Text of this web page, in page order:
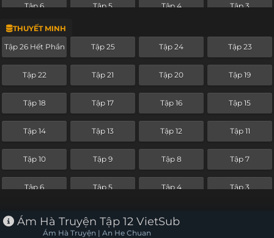
Tập 6 Tập 5 Tập 4 Tập 3
Tập 2
THUYẾT MINH
Tập 26 Hết Phần Tập 25 Tập 24 Tập 23
Tập 22 Tập 21 Tập 20 Tập 19
Tập 18 Tập 17 Tập 16 Tập 15
Tập 14 Tập 13 Tập 12 Tập 11
Tập 10 Tập 9 Tập 8 Tập 7
Tập 6 Tập 5 Tập 4 Tập 3
Tập 2 Tập 1
Ám Hà Truyện Tập 12 VietSub
Ám Hà Truyện | An He Chuan